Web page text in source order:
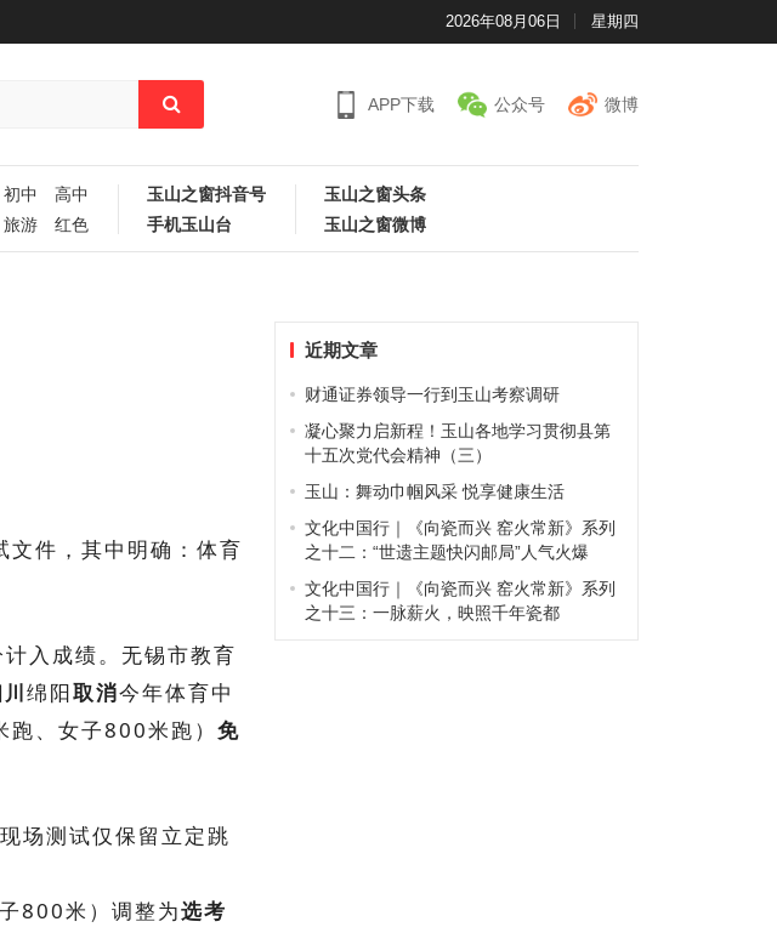
2026年08月06日 星期四
APP下载 公众号 微博
初中
高中
旅游 红色
玉山之窗抖音号
手机玉山台
玉山之窗头条
玉山之窗微博
件，其中明确：体育
入成绩。无锡市教育
绵阳取消今年体育中
、女子800米跑） 免
场测试仅保留立定跳
800米）调整为选考
近期文章
财通证券领导一行到玉山考察调研
凝心聚力启新程！玉山各地学习贯彻县第
十五次党代会精神（三）
玉山：舞动巾帼风采 悦享健康生活
文化中国行｜《向瓷而兴 窑火常新》系列
之十二：“世遗主题快闪邮局”人气火爆
文化中国行｜《向瓷而兴 窑火常新》系列
之十三：一脉薪火，映照千年瓷都